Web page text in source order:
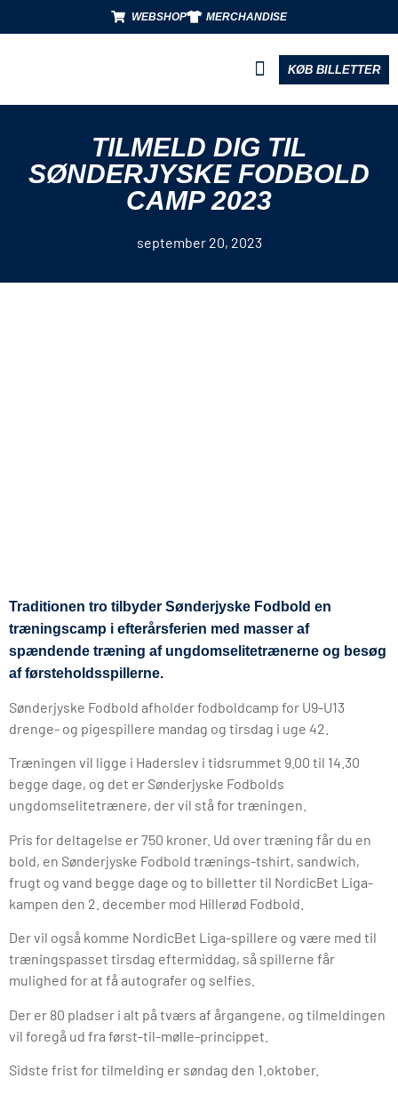
WEBSHOP MERCHANDISE
KØB BILLETTER
TILMELD DIG TIL
SØNDERJYSKE FODBOLD
CAMP 2023
september 20, 2023
Traditionen tro tilbyder Sønderjyske Fodbold en
træningscamp i efterårsferien med masser af
spændende træning af ungdomselitetrænerne og besøg
af førsteholdsspillerne.
Sønderjyske Fodbold afholder fodboldcamp for U9-U13
drenge- og pigespillere mandag og tirsdag i uge 42.
Træningen vil ligge i Haderslev i tidsrummet 9.00 til 14.30
begge dage, og det er Sønderjyske Fodbolds
ungdomselitetrænere, der vil stå for træningen.
Pris for deltagelse er 750 kroner. Ud over træning får du en
bold, en Sønderjyske Fodbold trænings-tshirt, sandwich,
frugt og vand begge dage og to billetter til NordicBet Liga-
kampen den 2. december mod Hillerød Fodbold.
Der vil også komme NordicBet Liga-spillere og være med til
træningspasset tirsdag eftermiddag, så spillerne får
mulighed for at få autografer og selfies.
Der er 80 pladser i alt på tværs af årgangene, og tilmeldingen
vil foregå ud fra først-til-mølle-princippet.
Sidste frist for tilmelding er søndag den 1.oktober.